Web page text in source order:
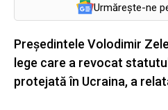
Urmărește-ne
Președintele Volodimir
lege care a revocat
protejată în Ucraina, a